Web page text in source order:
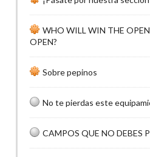
WHO WILL WIN THE
OPEN?
Sobre pepinos
No te pierdas este
CAMPOS QUE NO DEBES